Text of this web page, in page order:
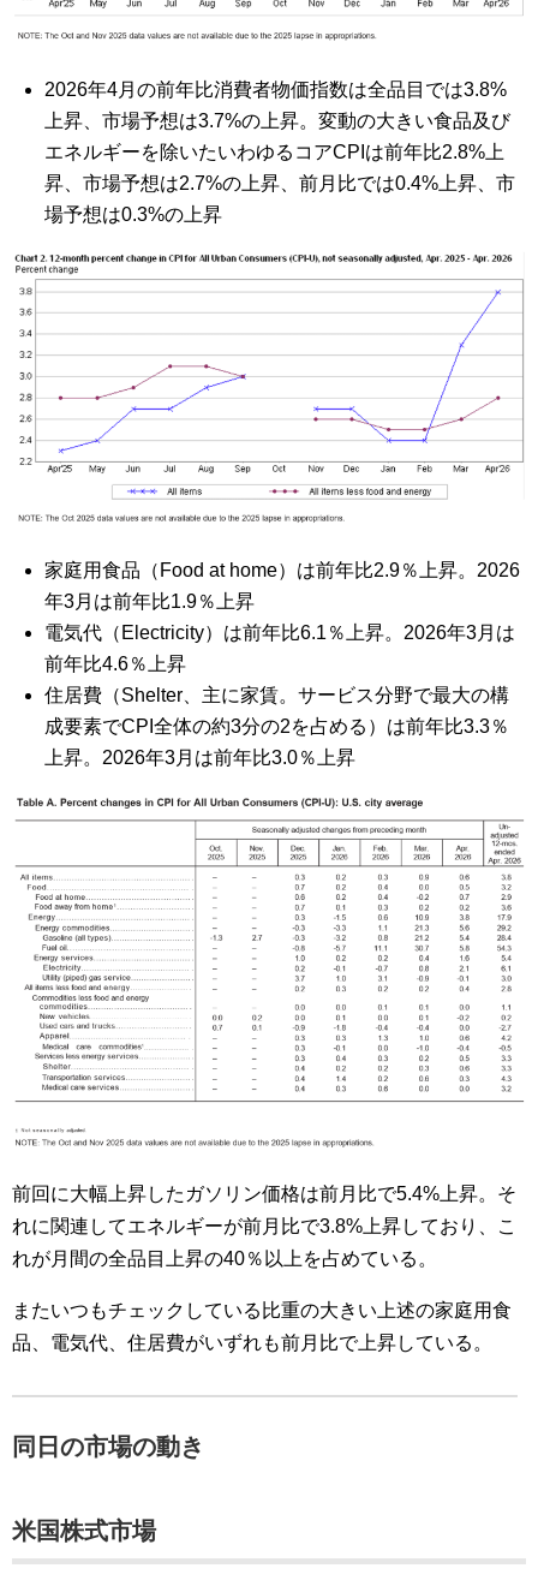
2026年4月の前年比消費者物価指数は全品目では3.8%
上昇、市場予想は3.7%の上昇。変動の大きい食品及び
エネルギーを除いたいわゆるコアCPIは前年比2.8%上
昇、市場予想は2.7%の上昇、前月比では0.4%上昇、市
場予想は0.3%の上昇
家庭用食品（Food at home）は前年比2.9％上昇。2026
年3月は前年比1.9％上昇
電気代（Electricity）は前年比6.1％上昇。2026年3月は
前年比4.6％上昇
住居費（Shelter、主に家賃。サービス分野で最大の構
成要素でCPI全体の約3分の2を占める）は前年比3.3％
上昇。2026年3月は前年比3.0％上昇
前回に大幅上昇したガソリン価格は前月比で5.4%上昇。そ
れに関連してエネルギーが前月比で3.8%上昇しており、こ
れが月間の全品目上昇の40％以上を占めている。
またいつもチェックしている比重の大きい上述の家庭用食
品、電気代、住居費がいずれも前月比で上昇している。
同日の市場の動き
米国株式市場